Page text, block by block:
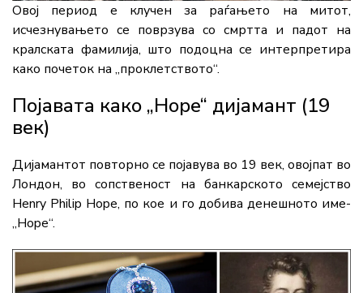
Овој период е клучен за раѓањето на митот,
исчезнувањето се поврзува со смртта и падот на
кралската фамилија, што подоцна се интерпретира
како почеток на „проклетството“.
Појавата како „Hope“ дијамант (19
век)
Дијамантот повторно се појавува во 19 век, овојпат во
Лондон, во сопственост на банкарското семејство
Henry Philip Hope, по кое и го добива денешното име-
„Hope“.